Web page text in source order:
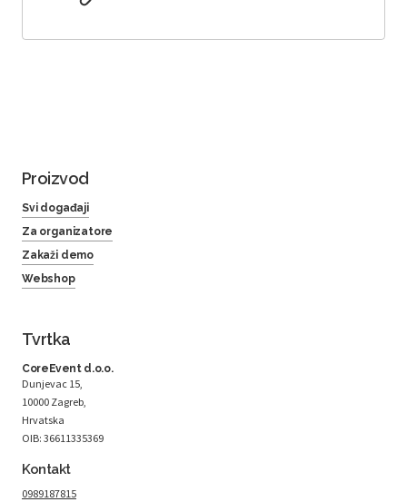
Proizvod
Svi događaji
Za organizatore
Zakaži demo
Webshop
Tvrtka
CoreEvent d.o.o.
Dunjevac 15,
10000 Zagreb,
Hrvatska
OIB: 36611335369
Kontakt
0989187815